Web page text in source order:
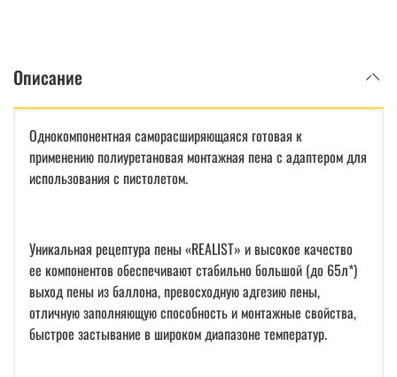
Описание
Однокомпонентная саморасширяющаяся готовая к
применению полиуретановая монтажная пена с адаптером для
использования с пистолетом.
Уникальная рецептура пены «REALIST» и высокое качество
ее компонентов обеспечивают стабильно большой (до 65л*)
выход пены из баллона, превосходную адгезию пены,
отличную заполняющую способность и монтажные свойства,
быстрое застывание в широком диапазоне температур.